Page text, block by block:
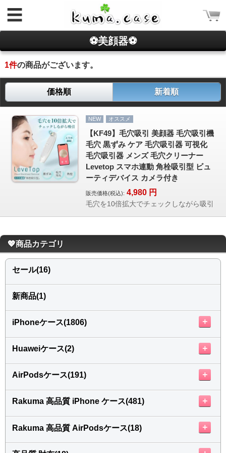
ログイン
新規会員登録
CATEGORY
ホーム
Rakuma iPhone ケース
Rakuma 高品質 財布
iPhoneケース
AirPodsケース
アクセサリ
セール
FOLLOW US
☰
⚽美顔器⚽
1件の商品がございます。
価格順 新着順
NEW オススメ
【KF49】毛穴吸引 美顔器 毛穴吸引機
毛穴 黒ずみ ケア 毛穴吸引器 可視化
毛穴吸引器 メンズ 毛穴クリーナー
Levetop スマホ連動 角栓吸引型 ビュ
ーティデバイス カメラ付き
販売価格(税込): 4,980 円
毛穴を10倍拡大でチェックしながら吸引
💖商品カテゴリ
セール(16)
新商品(1)
iPhoneケース(1806) ＋
Huaweiケース(2) ＋
AirPodsケース(191) ＋
Rakuma 高品質 iPhone ケース(481) ＋
Rakuma 高品質 AirPodsケース(18) ＋